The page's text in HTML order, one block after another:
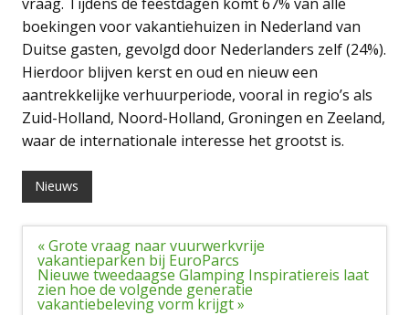
boekingen voor vakantiehuizen in Nederland van
Duitse gasten, gevolgd door Nederlanders zelf (24%).
Hierdoor blijven kerst en oud en nieuw een
aantrekkelijke verhuurperiode, vooral in regio’s als
Zuid-Holland, Noord-Holland, Groningen en Zeeland,
waar de internationale interesse het grootst is.
Nieuws
Bericht
navigatie
« Grote vraag naar vuurwerkvrije
vakantieparken bij EuroParcs
Nieuwe tweedaagse Glamping Inspiratiereis laat
zien hoe de volgende generatie
vakantiebeleving vorm krijgt »